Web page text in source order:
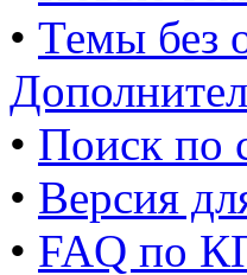
• Темы без
• Поиск по
• Версия
• FAQ по